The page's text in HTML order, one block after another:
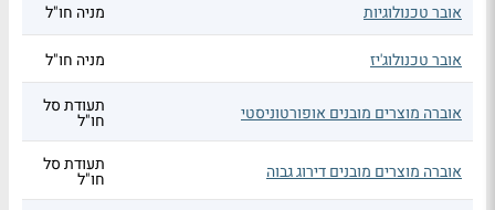
אובר טכנולוגיות מניה חו"ל
אובר טכנולוג'יז מניה חו"ל
אוברה מוצרים מובנים אופורטוניסטי תעודת סל
חו"ל
אוברה מוצרים מובנים דירוג גבוה תעודת סל
חו"ל